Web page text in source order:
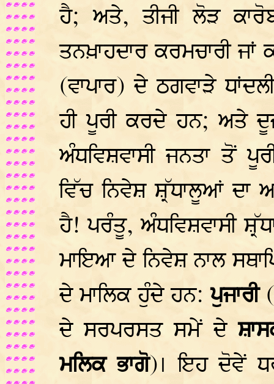
ਹੈ; ਅਤੇ, ਤੀਜੀ ਲੋੜ
ਤਨਖ਼ਾਹਦਾਰ ਕਰਮਚਾਰੀ
(ਵਾਪਾਰ) ਦੇ ਠਗਵਾੜੇ
ਹੀ ਪੂਰੀ ਕਰਦੇ ਹਨ; ਅਤੇ
ਅੰਧਵਿਸ਼ਵਾਸੀ ਜਨਤਾ ਤੋਂ
ਵਿੱਚ ਨਿਵੇਸ਼ ਸ਼੍ਰੱਧਾਲੂਆਂ ਦਾ
ਹੈ! ਪਰੰਤੂ, ਅੰਧਵਿਸ਼ਵਾਸੀ
ਮਾਇਆ ਦੇ ਨਿਵੇਸ਼ ਨਾਲ
ਦੇ ਮਾਲਿਕ ਹੁੰਦੇ ਹਨ:ਪੁਜਾਰੀ
ਦੇ ਸਰਪਰਸਤ ਸਮੇਂ ਦੇ
ਮਲਿਕ ਭਾਗੋ)। ਇਹ ਦੋਵੇਂ